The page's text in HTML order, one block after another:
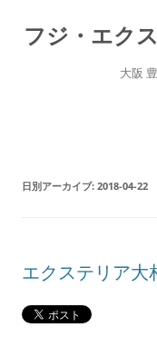
テ
ン
フジ・エク
大阪
日別アーカイブ: 2018-04-22
エクステリア大